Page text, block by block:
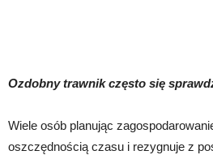
Ozdobny trawnik często się
Wiele osób planując
oszczędnością czasu i rezygnuje z